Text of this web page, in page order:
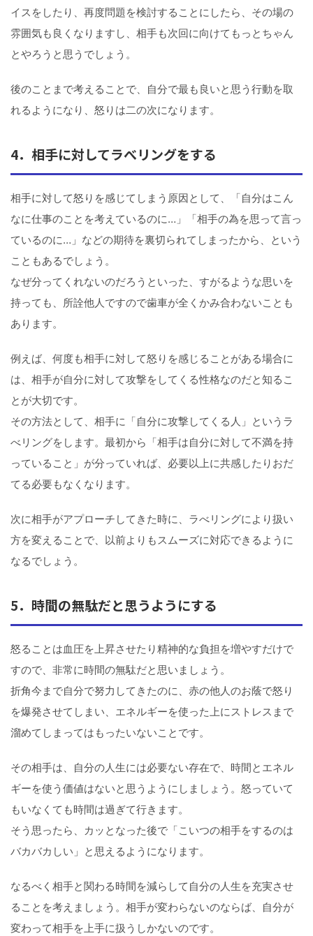
イスをしたり、再度問題を検討することにしたら、その場の
雰囲気も良くなりますし、相手も次回に向けてもっとちゃん
とやろうと思うでしょう。
後のことまで考えることで、自分で最も良いと思う行動を取
れるようになり、怒りは二の次になります。
4．相手に対してラべリングをする
相手に対して怒りを感じてしまう原因として、「自分はこん
なに仕事のことを考えているのに…」「相手の為を思って言っ
ているのに…」などの期待を裏切られてしまったから、という
こともあるでしょう。
なぜ分ってくれないのだろうといった、すがるような思いを
持っても、所詮他人ですので歯車が全くかみ合わないことも
あります。
例えば、何度も相手に対して怒りを感じることがある場合に
は、相手が自分に対して攻撃をしてくる性格なのだと知るこ
とが大切です。
その方法として、相手に「自分に攻撃してくる人」というラ
べリングをします。最初から「相手は自分に対して不満を持
っていること」が分っていれば、必要以上に共感したりおだ
てる必要もなくなります。
次に相手がアプローチしてきた時に、ラべリングにより扱い
方を変えることで、以前よりもスムーズに対応できるように
なるでしょう。
5．時間の無駄だと思うようにする
怒ることは血圧を上昇させたり精神的な負担を増やすだけで
すので、非常に時間の無駄だと思いましょう。
折角今まで自分で努力してきたのに、赤の他人のお蔭で怒り
を爆発させてしまい、エネルギーを使った上にストレスまで
溜めてしまってはもったいないことです。
その相手は、自分の人生には必要ない存在で、時間とエネル
ギーを使う価値はないと思うようにしましょう。怒っていて
もいなくても時間は過ぎて行きます。
そう思ったら、カッとなった後で「こいつの相手をするのは
バカバカしい」と思えるようになります。
なるべく相手と関わる時間を減らして自分の人生を充実させ
ることを考えましょう。相手が変わらないのならば、自分が
変わって相手を上手に扱うしかないのです。